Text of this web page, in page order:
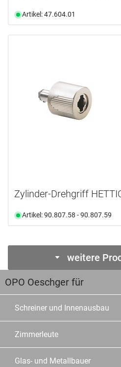
Artikel: 47.604.01
Zylinder-Drehgriff
Artikel: 90.807.58 - 90.807.59
weitere
OPO Oeschger für
Schreiner und Innenausbau
Zimmerleute
Glas- und Metallbauer